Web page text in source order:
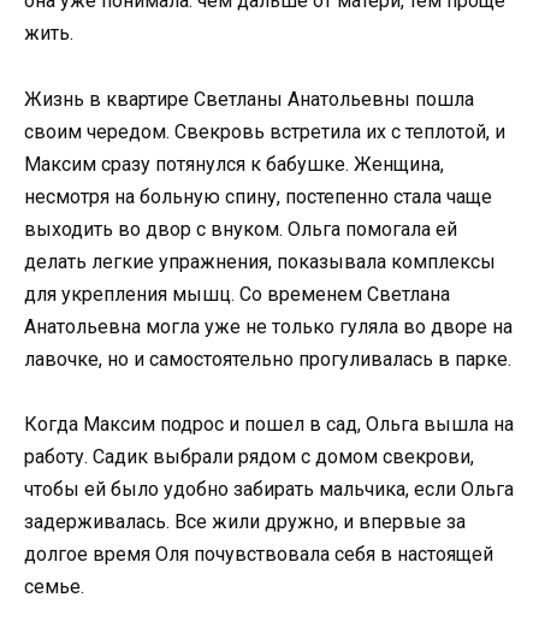
жить.
Жизнь в квартире Светланы Анатольевны пошла
своим чередом. Свекровь встретила их с теплотой, и
Максим сразу потянулся к бабушке. Женщина,
несмотря на больную спину, постепенно стала чаще
выходить во двор с внуком. Ольга помогала ей
делать легкие упражнения, показывала комплексы
для укрепления мышц. Со временем Светлана
Анатольевна могла уже не только гуляла во дворе на
лавочке, но и самостоятельно прогуливалась в парке.
Когда Максим подрос и пошел в сад, Ольга вышла на
работу. Садик выбрали рядом с домом свекрови,
чтобы ей было удобно забирать мальчика, если Ольга
задерживалась. Все жили дружно, и впервые за
долгое время Оля почувствовала себя в настоящей
семье.